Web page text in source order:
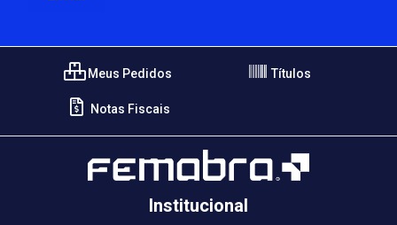
Meus Pedidos Títulos
Notas Fiscais
Institucional